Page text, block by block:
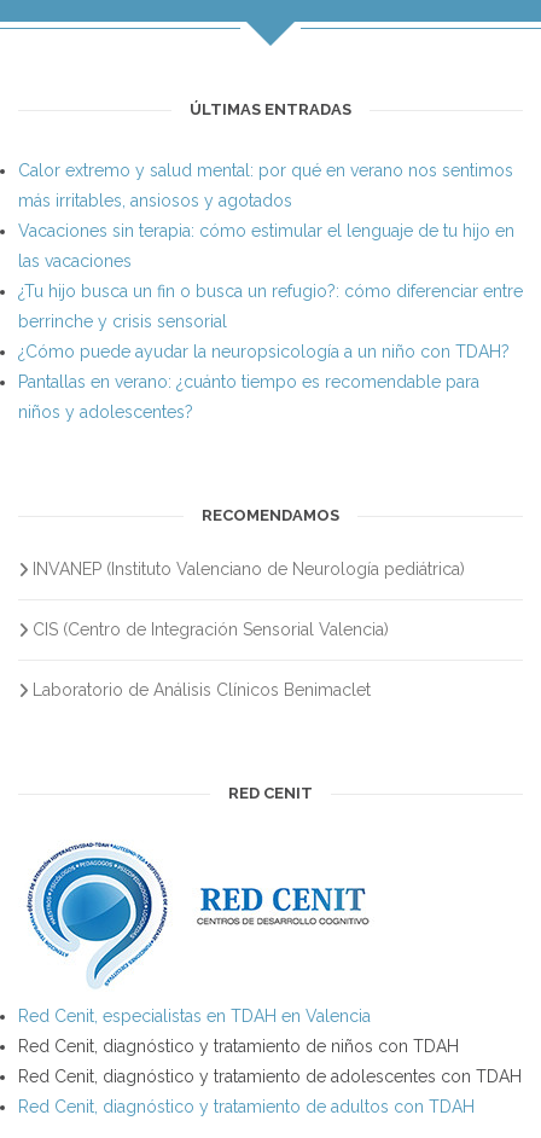
ÚLTIMAS ENTRADAS
Calor extremo y salud mental: por qué en verano nos sentimos
más irritables, ansiosos y agotados
Vacaciones sin terapia: cómo estimular el lenguaje de tu hijo en
las vacaciones
¿Tu hijo busca un fin o busca un refugio?: cómo diferenciar entre
berrinche y crisis sensorial
¿Cómo puede ayudar la neuropsicología a un niño con TDAH?
Pantallas en verano: ¿cuánto tiempo es recomendable para
niños y adolescentes?
RECOMENDAMOS
INVANEP (Instituto Valenciano de Neurología pediátrica)
CIS (Centro de Integración Sensorial Valencia)
Laboratorio de Análisis Clínicos Benimaclet
RED CENIT
Red Cenit, especialistas en TDAH en Valencia
Red Cenit, diagnóstico y tratamiento de niños con TDAH
Red Cenit, diagnóstico y tratamiento de adolescentes con TDAH
Red Cenit, diagnóstico y tratamiento de adultos con TDAH